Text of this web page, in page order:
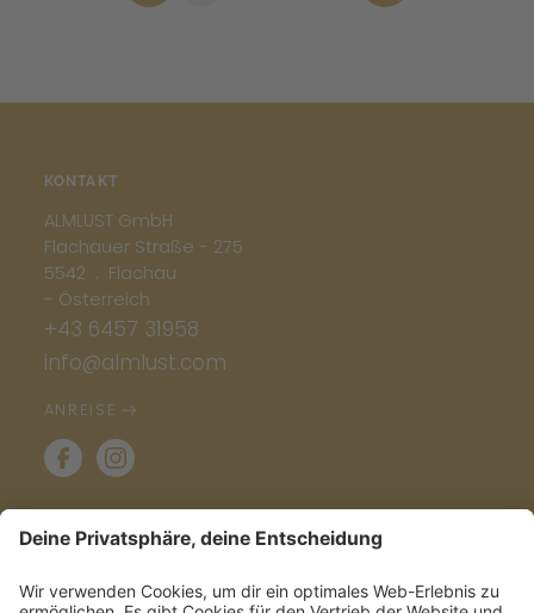
KONTAKT
ALMLUST GmbH
Flachauer Straße - 275
5542 . Flachau
- Österreich
+43 6457 31958
info@almlust.com
ANREISE
INFO & SERVICE
ALMLETTER- POWER INS POSTFACH